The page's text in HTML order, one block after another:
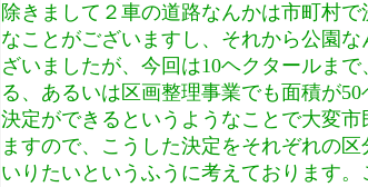
除きまして２車の道路なんかは市町村
なことがございますし、それから公園
ざいましたが、今回は10ヘクタールま
る、あるいは区画整理事業でも面積が
決定ができるというようなことで大変
ますので、こうした決定をそれぞれの
いりたいというふうに考えております